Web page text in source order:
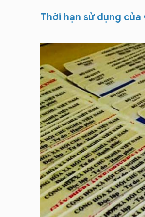
Thời hạn sử dụng của